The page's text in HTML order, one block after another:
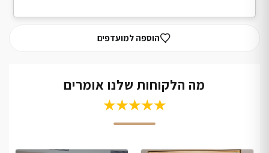
הוספה למועדפים
מה הלקוחות שלנו אומרים
★★★★★